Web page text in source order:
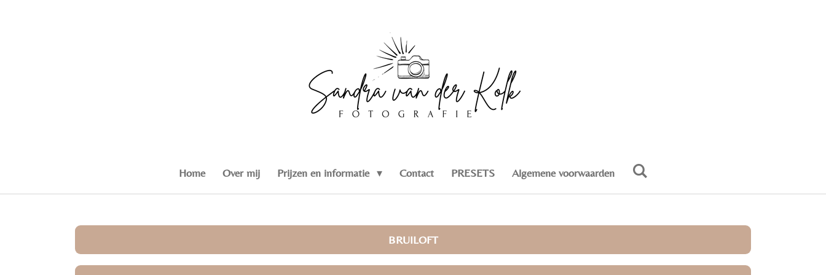
Home Over mij Prijzen en informatie Contact PRESETS Algemene voorwaarden
BRUILOFT